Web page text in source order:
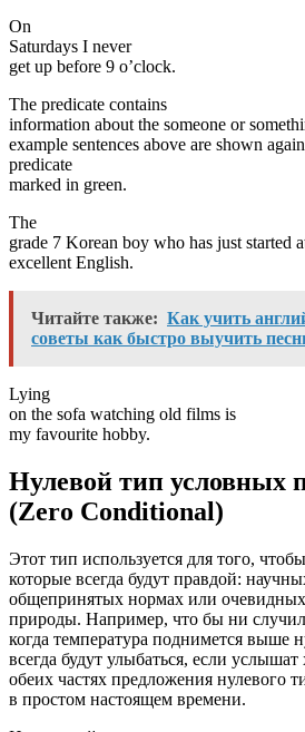
On
Saturdays I never
get up before 9 o’clock.
The predicate contains
information about the someone or
example sentences above are shown
predicate
marked in green.
The
grade 7 Korean boy who has just started
excellent English.
Читайте также: Как учить
советы как быстро выучить
Lying
on the sofa watching old films is
my favourite hobby.
Нулевой тип условных
(Zero Conditional)
Этот тип используется для того,
которые всегда будут правдой:
общепринятых нормах или очевидных
природы. Например, что бы ни
когда температура поднимется выше
всегда будут улыбаться, если
обеих частях предложения нулевого
в простом настоящем времени.